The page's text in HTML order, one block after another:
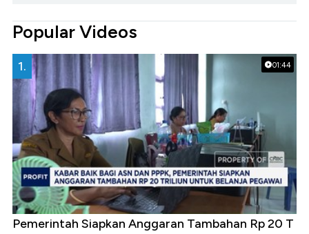
Popular Videos
01:44
1.
Pemerintah Siapkan Anggaran Tambahan Rp 20 T